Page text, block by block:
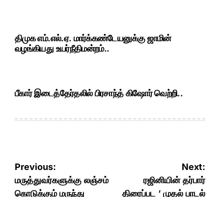
திமுக எம்.எல்.ஏ. மார்க்கண்டேயனுக்கு ஜாமின்
வழங்கியது உயர்நீதிமன்றம்..
பீகார் இடைத்தேர்தலில் பிரசாந்த் கிஷோர் வெற்றி..
Post
navigation
Previous:
மருத்துவர்களுக்கு லஞ்சம்
கொடுக்கும் மருந்து
Next:
ரஜினியின் தர்பார்
திரைப்பட ‘ முதல் பாடல்